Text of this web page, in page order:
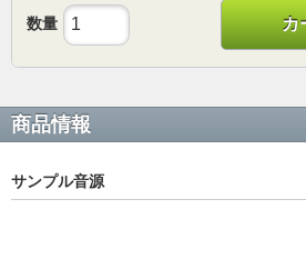
数量 カ
商品情報
サンプル音源